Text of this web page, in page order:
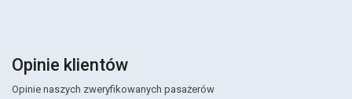
Opinie klientów
Opinie naszych zweryfikowanych pasażerów